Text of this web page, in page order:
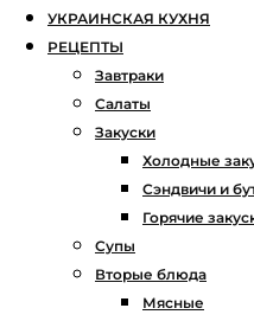
УКРАИНСКАЯ КУХНЯ
РЕЦЕПТЫ
Завтраки
Салаты
Закуски
Холодные
Сэндвичи и
Горячие
Супы
Вторые блюда
Мясные